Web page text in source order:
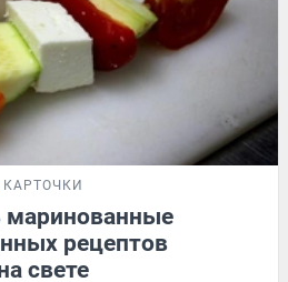
КАРТОЧКИ
маринованные
рецептов
свете